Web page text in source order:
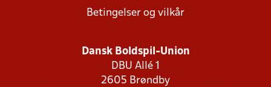
Betingelser og vilkår
Dansk Boldspil-Union
DBU Allé 1
2605 Brøndby